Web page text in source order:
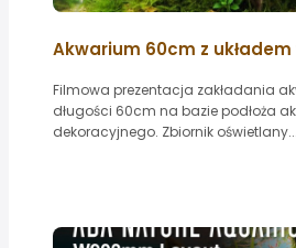
Akwarium 60cm z
Filmowa prezentacja zakładania
długości 60cm na bazie podłoża
dekoracyjnego. Zbiornik oświetlany...